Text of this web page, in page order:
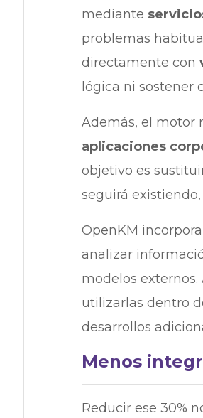
mediante
problemas
directamente con
lógica ni sostener
Además, el motor
aplicaciones
objetivo es
seguirá
OpenKM
analizar
modelos
utilizarlas dentro
desarrollos
Menos
Reducir ese 30%